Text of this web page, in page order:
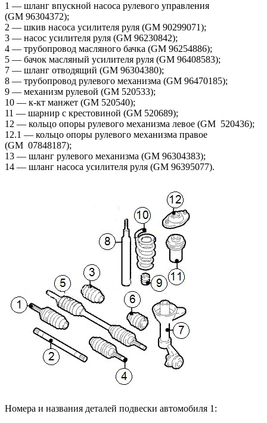
1 — шланг впускной насоса рулевого управления
(GM 96304372);
2 — шкив насоса усилителя руля (GM 90299071);
3 — насос усилителя руля (GM 96230842);
4 — трубопровод масляного бачка (GM 96254886);
5 — бачок масляный усилителя руля (GM 96408583);
7 — шланг отводящий (GM 96304380);
8 — трубопровод рулевого механизма (GM 96470185);
9 — механизм рулевой (GM 520533);
10 — к-кт манжет (GM 520540);
11 — шарнир с крестовиной (GM 520689);
12 — кольцо опоры рулевого механизма левое (GM 520436);
12.1 — кольцо опоры рулевого механизма правое
(GM 07848187);
13 — шланг рулевого механизма (GM 96304383);
14 — шланг насоса усилителя руля (GM 96395077).
Номера и названия деталей подвески автомобиля 1: